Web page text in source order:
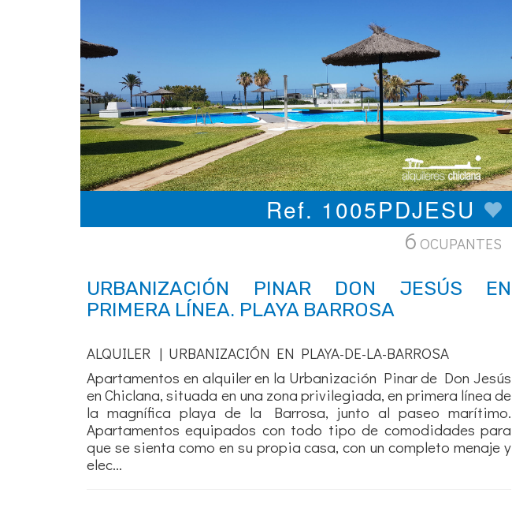
Ref. 1005PDJESU
6 OCUPANTES
URBANIZACIÓN PINAR DON JESÚS EN
PRIMERA LÍNEA. PLAYA BARROSA
ALQUILER | URBANIZACIÓN EN PLAYA-DE-LA-BARROSA
Apartamentos en alquiler en la Urbanización Pinar de Don Jesús
en Chiclana, situada en una zona privilegiada, en primera línea de
la magnífica playa de la Barrosa, junto al paseo marítimo.
Apartamentos equipados con todo tipo de comodidades para
que se sienta como en su propia casa, con un completo menaje y
elec...